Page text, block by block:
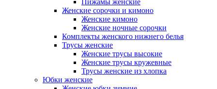
Пижамы женские
Женские сорочки и кимоно
Женские кимоно
Женские ночные сорочки
Комплекты женского нижнего белья
Трусы женские
Женские трусы высокие
Женские трусы кружевные
Трусы женские из хлопка
Юбки женские